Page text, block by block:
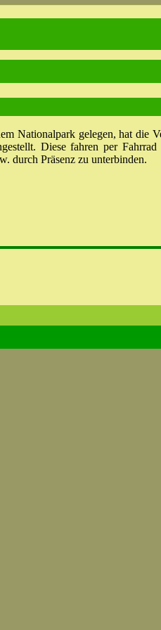
Nationalpark gelegen, hat die
Diese fahren per
durch Präsenz zu unterbinden.